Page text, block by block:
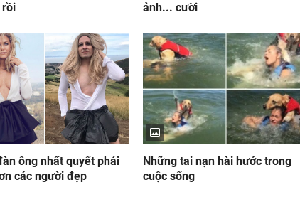
rồi
ảnh... cười
ông nhất quyết phải
các người đẹp
Những tai nạn hài hước trong
cuộc sống